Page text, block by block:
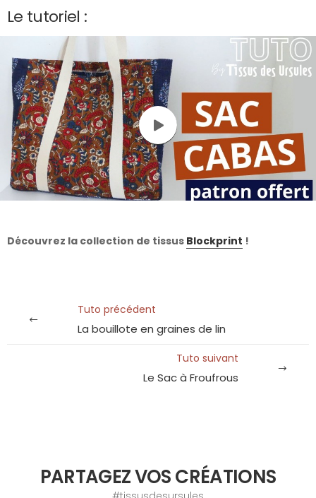
Le tutoriel :
Découvrez la collection de tissus Blockprint !
Tuto précédent
La bouillote en graines de lin
Tuto suivant
Le Sac à Froufrous
PARTAGEZ VOS CRÉATIONS